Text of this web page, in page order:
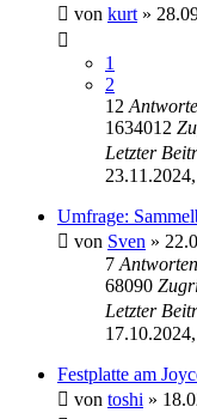
von kurt »
1
2
12
1634012
Letzter
Umfrage:
von Sven »
7 Antworten
68090
Letzter
Festplatte am
von toshi »